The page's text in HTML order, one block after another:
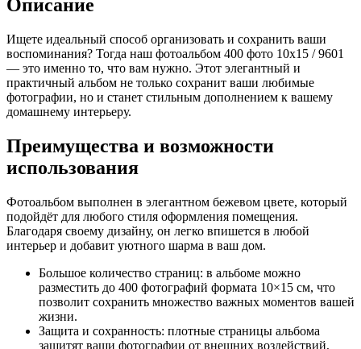
/Описание
Ищете идеальный способ организовать и сохранить ваши
воспоминания? Тогда наш фотоальбом 400 фото 10х15 / 9601
— это именно то, что вам нужно. Этот элегантный и
практичный альбом не только сохранит ваши любимые
фотографии, но и станет стильным дополнением к вашему
домашнему интерьеру.
Преимущества и возможности
использования
Фотоальбом выполнен в элегантном бежевом цвете, который
подойдёт для любого стиля оформления помещения.
Благодаря своему дизайну, он легко впишется в любой
интерьер и добавит уютного шарма в ваш дом.
Большое количество страниц: в альбоме можно
разместить до 400 фотографий формата 10×15 см, что
позволит сохранить множество важных моментов вашей
жизни.
Защита и сохранность: плотные страницы альбома
защитят ваши фотографии от внешних воздействий,